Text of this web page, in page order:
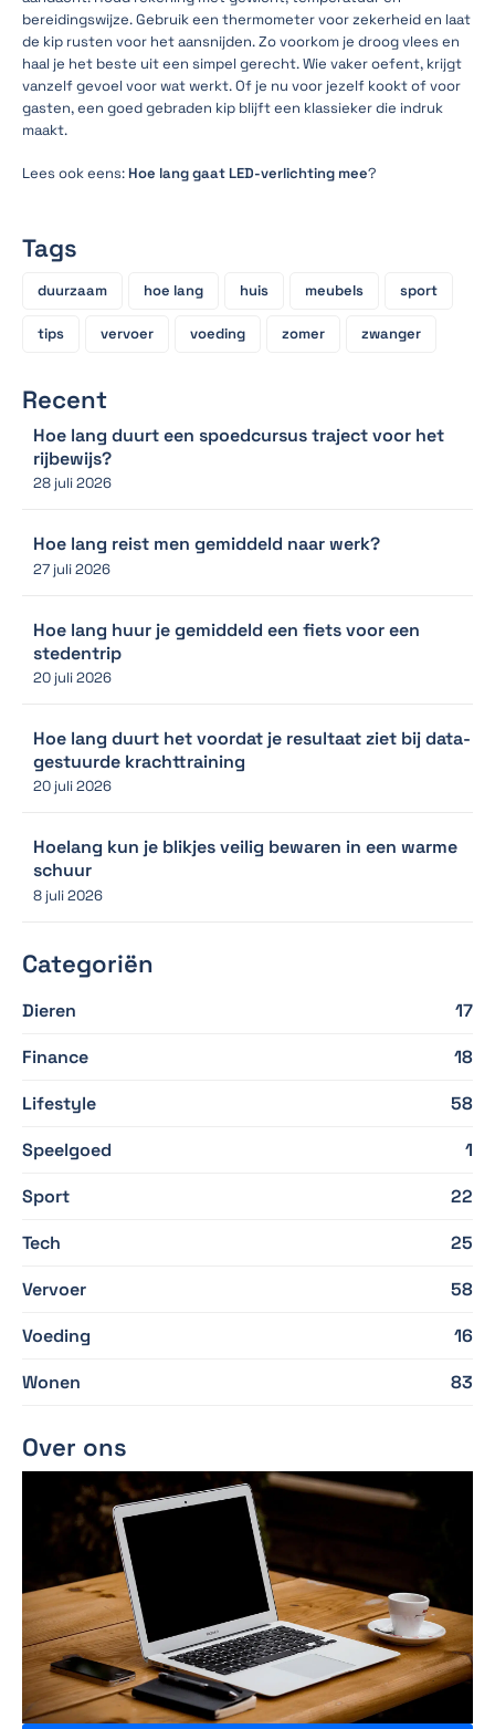
bereidingswijze. Gebruik een thermometer voor zekerheid en laat
de kip rusten voor het aansnijden. Zo voorkom je droog vlees en
haal je het beste uit een simpel gerecht. Wie vaker oefent, krijgt
vanzelf gevoel voor wat werkt. Of je nu voor jezelf kookt of voor
gasten, een goed gebraden kip blijft een klassieker die indruk
maakt.
Lees ook eens:Hoe lang gaat LED-verlichting mee?
Tags
duurzaam hoe lang huis meubels sport
tips vervoer voeding zomer zwanger
Recent
Hoe lang duurt een spoedcursus traject voor het
rijbewijs?
28 juli 2026
Hoe lang reist men gemiddeld naar werk?
27 juli 2026
Hoe lang huur je gemiddeld een fiets voor een
stedentrip
20 juli 2026
Hoe lang duurt het voordat je resultaat ziet bij data-
gestuurde krachttraining
20 juli 2026
Hoelang kun je blikjes veilig bewaren in een warme
schuur
8 juli 2026
Categoriën
Dieren
17
Finance
18
Lifestyle
58
Speelgoed
1
Sport
22
Tech
25
Vervoer
58
Voeding
16
Wonen
83
Over ons